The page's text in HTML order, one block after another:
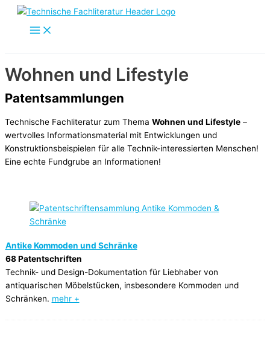
Zum
Wohnen und Lifestyle
Patentsammlungen
Technische Fachliteratur zum Thema Wohnen und Lifestyle –
wertvolles Informationsmaterial mit Entwicklungen und
Konstruktionsbeispielen für alle Technik-interessierten Menschen!
Eine echte Fundgrube an Informationen!
Antike Kommoden und Schränke
68 Patentschriften
Technik- und Design-Dokumentation für Liebhaber von
antiquarischen Möbelstücken, insbesondere Kommoden und
Schränken. mehr +